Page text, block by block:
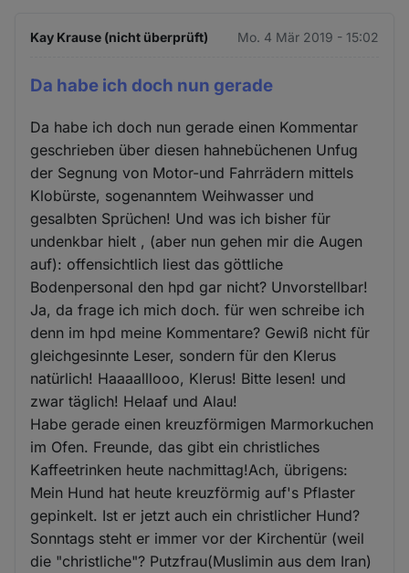
Kay Krause (nicht überprüft) Mo. 4 Mär 2019 - 15:02
Da habe ich doch nun gerade
Da habe ich doch nun gerade einen Kommentar
geschrieben über diesen hahnebüchenen Unfug
der Segnung von Motor-und Fahrrädern mittels
Klobürste, sogenanntem Weihwasser und
gesalbten Sprüchen! Und was ich bisher für
undenkbar hielt , (aber nun gehen mir die Augen
auf): offensichtlich liest das göttliche
Bodenpersonal den hpd gar nicht? Unvorstellbar!
Ja, da frage ich mich doch. für wen schreibe ich
denn im hpd meine Kommentare? Gewiß nicht für
gleichgesinnte Leser, sondern für den Klerus
natürlich! Haaaalllooo, Klerus! Bitte lesen! und
zwar täglich! Helaaf und Alau!
Habe gerade einen kreuzförmigen Marmorkuchen
im Ofen. Freunde, das gibt ein christliches
Kaffeetrinken heute nachmittag!Ach, übrigens:
Mein Hund hat heute kreuzförmig auf's Pflaster
gepinkelt. Ist er jetzt auch ein christlicher Hund?
Sonntags steht er immer vor der Kirchentür (weil
die "christliche"? Putzfrau(Muslimin aus dem Iran)